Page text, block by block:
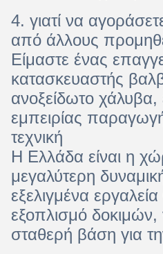
4. γιατί να
από άλλους
Είμαστε ένας
κατασκευαστής
ανοξείδωτο χάλυβα,
εμπειρίας
τεχνική
Η Ελλάδα είναι η
μεγαλύτερη
εξελιγμένα
εξοπλισμό δοκιμών,
σταθερή βάση για